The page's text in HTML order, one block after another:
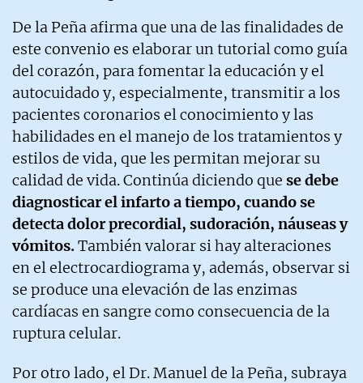
De la Peña afirma que una de las finalidades de
este convenio es elaborar un tutorial como guía
del corazón, para fomentar la educación y el
autocuidado y, especialmente, transmitir a los
pacientes coronarios el conocimiento y las
habilidades en el manejo de los tratamientos y
estilos de vida, que les permitan mejorar su
calidad de vida. Continúa diciendo que se debe
diagnosticar el infarto a tiempo, cuando se
detecta dolor precordial, sudoración, náuseas y
vómitos.También valorar si hay alteraciones
en el electrocardiograma y, además, observar si
se produce una elevación de las enzimas
cardíacas en sangre como consecuencia de la
ruptura celular.
Por otro lado, el Dr. Manuel de la Peña, subraya